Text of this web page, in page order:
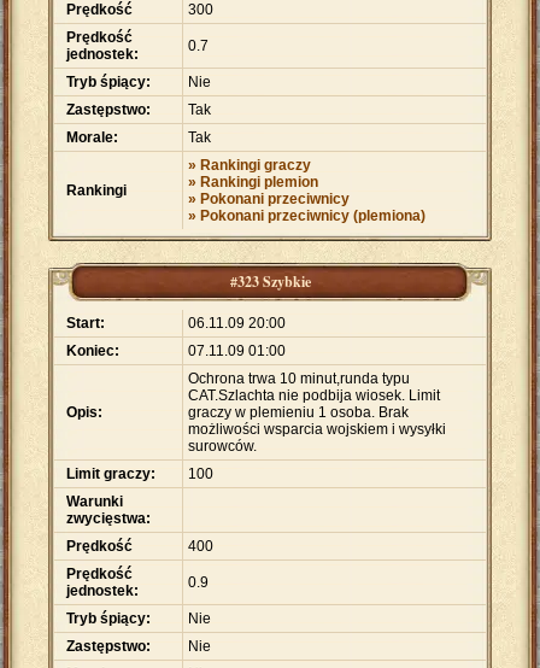
Prędkość
300
Prędkość
jednostek:
0.7
Tryb śpiący:
Nie
Zastępstwo:
Tak
Morale:
Tak
Rankingi
» Rankingi graczy
» Rankingi plemion
» Pokonani przeciwnicy
» Pokonani przeciwnicy (plemiona)
#323 Szybkie
Start:
06.11.09 20:00
Koniec:
07.11.09 01:00
Opis:
Ochrona trwa 10 minut,runda typu
CAT.Szlachta nie podbija wiosek. Limit
graczy w plemieniu 1 osoba. Brak
możliwości wsparcia wojskiem i wysyłki
surowców.
Limit graczy:
100
Warunki
zwycięstwa:
Prędkość
400
Prędkość
jednostek:
0.9
Tryb śpiący:
Nie
Zastępstwo:
Nie